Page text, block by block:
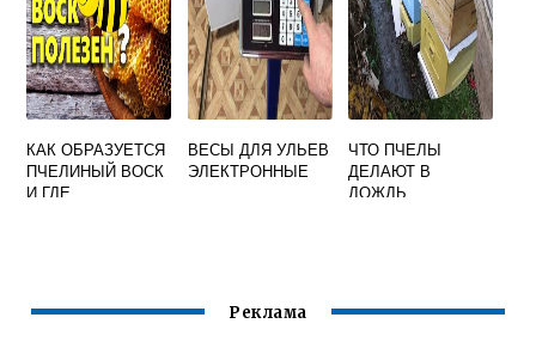
КАК ОБРАЗУЕТСЯ
ПЧЕЛИНЫЙ ВОСК
И ГДЕ
ВЕСЫ ДЛЯ УЛЬЕВ
ЭЛЕКТРОННЫЕ
ЧТО ПЧЕЛЫ
ДЕЛАЮТ В
ДОЖДЬ
Реклама